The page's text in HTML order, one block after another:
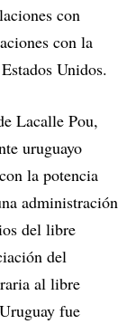
con
con la
Unidos.
Lacalle Pou,
uruguayo
la potencia
administración
del libre
del
al libre
fue